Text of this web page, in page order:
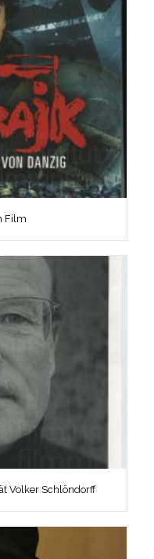
Film
Volker Schlöndorff